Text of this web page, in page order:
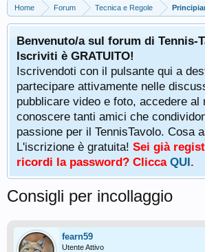
Home Forum Tecnica e Regole
Benvenuto/a sul forum di Tennis-
Iscriviti è GRATUITO!
Iscrivendoti con il pulsante qui a
partecipare attivamente nelle
pubblicare video e foto, accedere al
conoscere tanti amici che
passione per il TennisTavolo. Cosa
L'iscrizione è gratuita! Sei già
ricordi la password? Clicca QUI.
Consigli per incollaggio
fearn59
Utente Attivo